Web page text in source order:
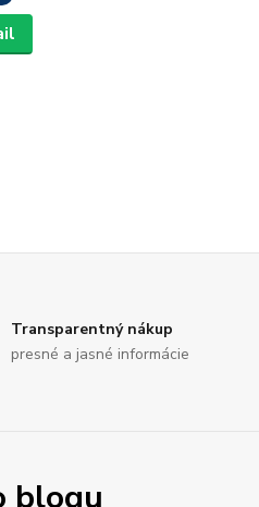
Transparentný nákup
presné a jasné informácie
blogu